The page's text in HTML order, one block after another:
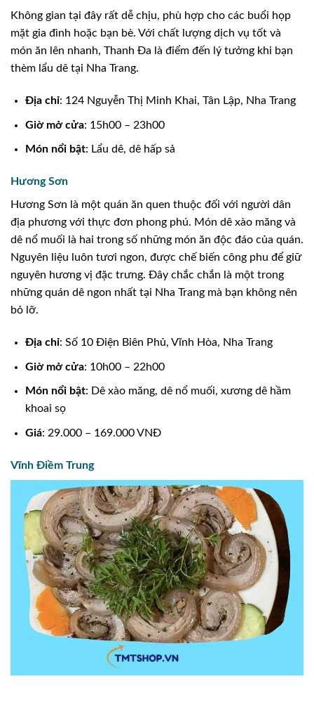
Không gian tại đây rất dễ chịu, phù hợp cho các buổi họp
mặt gia đình hoặc bạn bè. Với chất lượng dịch vụ tốt và
món ăn lên nhanh, Thanh Đa là điểm đến lý tưởng khi bạn
thèm lẩu dê tại Nha Trang.
Địa chỉ: 124 Nguyễn Thị Minh Khai, Tân Lập, Nha Trang
Giờ mở cửa: 15h00 – 23h00
Món nổi bật: Lẩu dê, dê hấp sả
Hương Sơn
Hương Sơn là một quán ăn quen thuộc đối với người dân
địa phương với thực đơn phong phú. Món dê xào măng và
dê nổ muối là hai trong số những món ăn độc đáo của quán.
Nguyên liệu luôn tươi ngon, được chế biến công phu để giữ
nguyên hương vị đặc trưng. Đây chắc chắn là một trong
những quán dê ngon nhất tại Nha Trang mà bạn không nên
bỏ lỡ.
Địa chỉ: Số 10 Điện Biên Phủ, Vĩnh Hòa, Nha Trang
Giờ mở cửa: 10h00 – 22h00
Món nổi bật: Dê xào măng, dê nổ muối, xương dê hầm
khoai sọ
Giá: 29.000 – 169.000 VNĐ
Vĩnh Điềm Trung